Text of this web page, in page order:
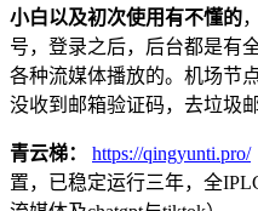
小白以及初次使用有不懂的
号，登录之后，后台都是有
各种流媒体播放的。机场节
没收到邮箱验证码，去垃圾
青云梯： https://qingyunti.pro/
置，已稳定运行三年，全